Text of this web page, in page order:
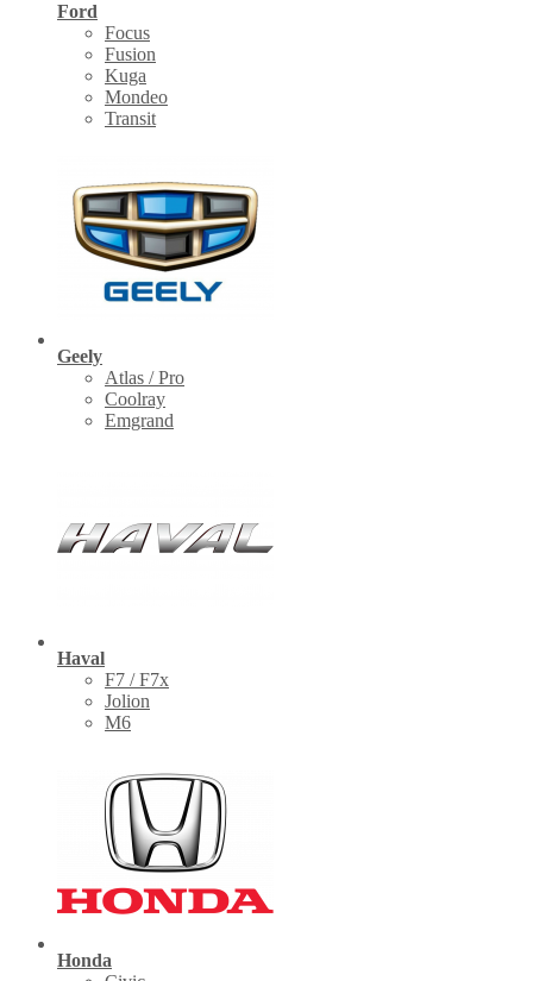
Ford
Focus
Fusion
Kuga
Mondeo
Transit
Geely
Atlas / Pro
Coolray
Emgrand
Haval
F7 / F7x
Jolion
M6
Honda